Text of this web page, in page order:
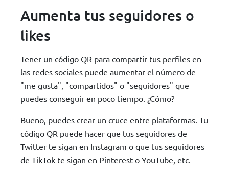
Aumenta tus seguidores o
likes
Tener un código QR para compartir tus perfiles en
las redes sociales puede aumentar el número de
"me gusta", "compartidos" o "seguidores" que
puedes conseguir en poco tiempo. ¿Cómo?
Bueno, puedes crear un cruce entre plataformas. Tu
código QR puede hacer que tus seguidores de
Twitter te sigan en Instagram o que tus seguidores
de TikTok te sigan en Pinterest o YouTube, etc.